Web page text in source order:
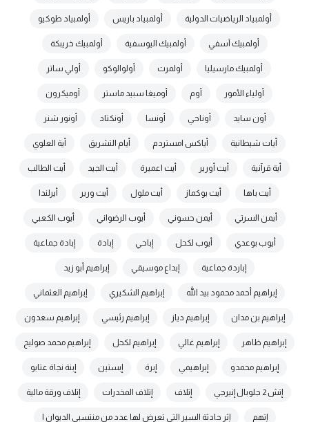
أولمبياد الرياضيات الدولية أولمبياد باريس أولمبياد طوكيو
أولمبيك آسفي أولمبيك اليوسفية أولمبيك خريبكة
أولمبيك مارسيليا أولمرت أولوالوكو أولي ساتر
أولياء الأمور أوم أوميغا سبيد ماستر أوميكرون
أون سايد أوناحي أونسا أونكتاد أونور شنر
أيات شيطانية أياكس امستردم أيام التشريق أية العلوي
أية قرآنية أيت أورير أيت اعميرة أيت الجيد أيت الطالب
أيت باها أيت بوكماز أيت ملول أيت ورير أيرلندا
أيمن السرتي أيمن حسوني أيوب الرضواني أيوب الكعبي
أيوب بوعدي أيوب لكحل إباحي إبادة إبادة جماعية
إباردة جماعية إبداع موسيقي إبراهيم أبو زيد
إبراهيم أحمد محمود بيد الله إبراهيم الشكيري إبراهيم العثماني
إبراهيم بن مدان إبراهيم دياز إبراهيم رئيسي إبراهيم سعدون
إبراهيم ظاهر إبراهيم غالي إبراهيم لكحل إبراهيم محمد صوليح
إبراهيم محمدو إبراهيمي إبرة إبستين إبنة نجاة عتابو
إتش 2 جلوبال إنيرجي إتلاف إتلاف المخدرات إتلاف ورقة مالية
إتهم إثر حادثة السير التي تعرض لها عدد من منتسبي الديوان ا